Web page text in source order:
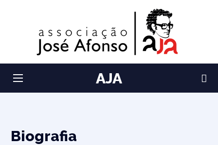
AJA
Biografia